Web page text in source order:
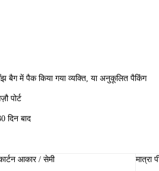
बैग में पैक किया गया व्यक्ति, या अनुकूलित पैकिंग
पोर्ट
दिन बाद
आकार / सेमी मात्रा